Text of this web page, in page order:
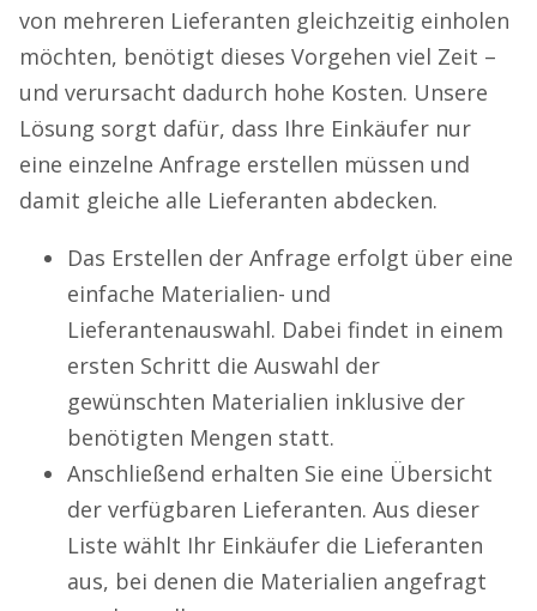
von mehreren Lieferanten gleichzeitig einholen
möchten, benötigt dieses Vorgehen viel Zeit –
und verursacht dadurch hohe Kosten. Unsere
Lösung sorgt dafür, dass Ihre Einkäufer nur
eine einzelne Anfrage erstellen müssen und
damit gleiche alle Lieferanten abdecken.
Das Erstellen der Anfrage erfolgt über eine
einfache Materialien- und
Lieferantenauswahl. Dabei findet in einem
ersten Schritt die Auswahl der
gewünschten Materialien inklusive der
benötigten Mengen statt.
Anschließend erhalten Sie eine Übersicht
der verfügbaren Lieferanten. Aus dieser
Liste wählt Ihr Einkäufer die Lieferanten
aus, bei denen die Materialien angefragt